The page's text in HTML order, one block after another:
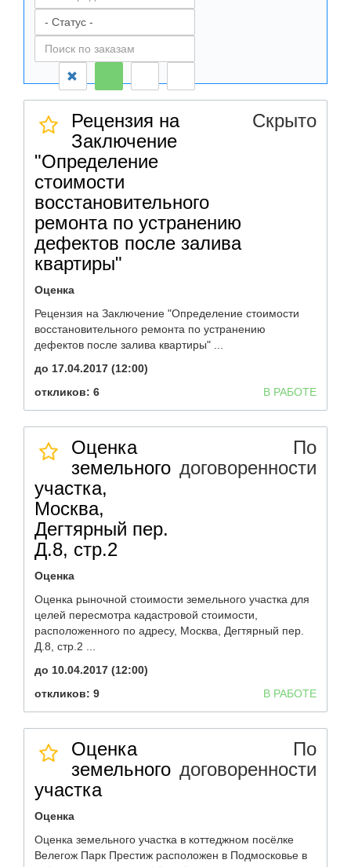
Рецензия на
Заключение
"Определение
стоимости
восстановительного
ремонта по устранению
дефектов после залива
квартиры"
Скрыто
Оценка
Рецензия на Заключение "Определение стоимости
восстановительного ремонта по устранению
дефектов после залива квартиры" ...
до 17.04.2017 (12:00)
откликов: 6
В РАБОТЕ
Оценка
земельного
участка,
Москва,
Дегтярный пер.
Д.8, стр.2
По
договоренности
Оценка
Оценка рыночной стоимости земельного участка для
целей пересмотра кадастровой стоимости,
расположенного по адресу, Москва, Дегтярный пер.
Д.8, стр.2 ...
до 10.04.2017 (12:00)
откликов: 9
В РАБОТЕ
Оценка
земельного
участка
По
договоренности
Оценка
Оценка земельного участка в коттеджном посёлке
Велегож Парк Престиж расположен в Подмосковье в